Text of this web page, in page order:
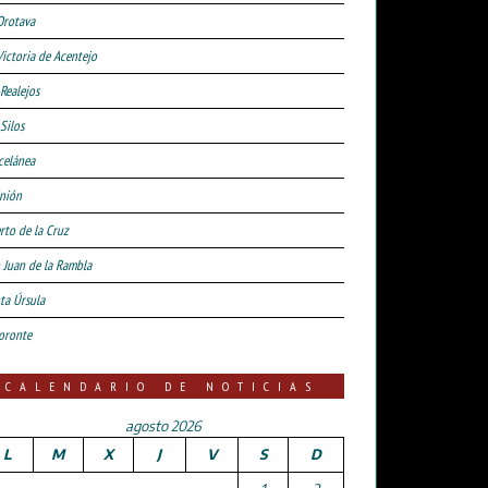
de Acentejo
de la Cruz
Juan de la Rambla
Úrsula
CALENDARIO DE NOTICIAS
agosto 2026
L
M X J V S
D